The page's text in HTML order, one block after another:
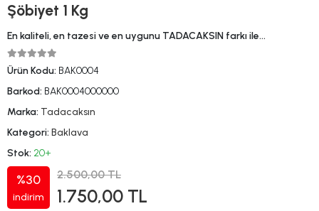
Şöbiyet 1 Kg
En kaliteli, en tazesi ve en uygunu TADACAKSIN farkı ile…
Ürün Kodu: BAK0004
Barkod: BAK0004000000
Marka: Tadacaksın
Kategori: Baklava
Stok: 20+
%30
indirim
2.500,00 TL
1.750,00 TL